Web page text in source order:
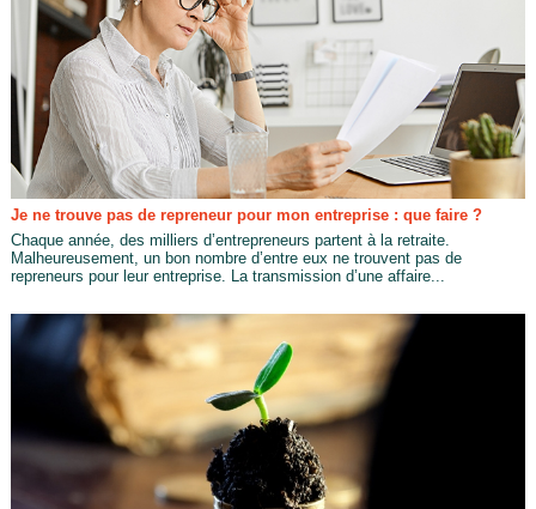
Je ne trouve pas de repreneur pour mon entreprise : que faire ?
Chaque année, des milliers d’entrepreneurs partent à la retraite.
Malheureusement, un bon nombre d’entre eux ne trouvent pas de
repreneurs pour leur entreprise. La transmission d’une affaire...